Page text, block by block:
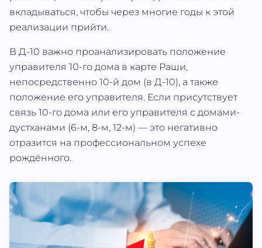
вкладываться, чтобы через многие годы к этой
реализации прийти.
В Д-10 важно проанализировать положение
управителя 10-го дома в карте Раши,
непосредственно 10-й дом (в Д-10), а также
положение его управителя. Если присутствует
связь 10-го дома или его управителя с домами-
дустханами (6-м, 8-м, 12-м) — это негативно
отразится на профессиональном успехе
рождённого.